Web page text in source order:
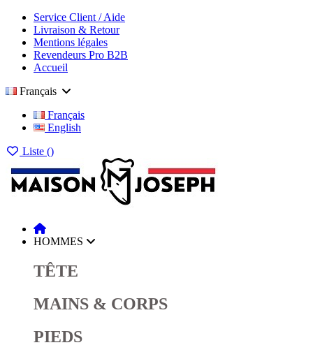
Service Client / Aide
Livraison & Retour
Mentions légales
Revendeurs Pro B2B
Accueil
Français
Français
English
Liste ()
HOMMES
TÊTE
MAINS & CORPS
PIEDS